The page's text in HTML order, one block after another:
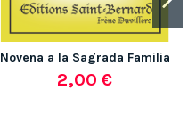
Novena a la Sagrada Familia
2,00 €